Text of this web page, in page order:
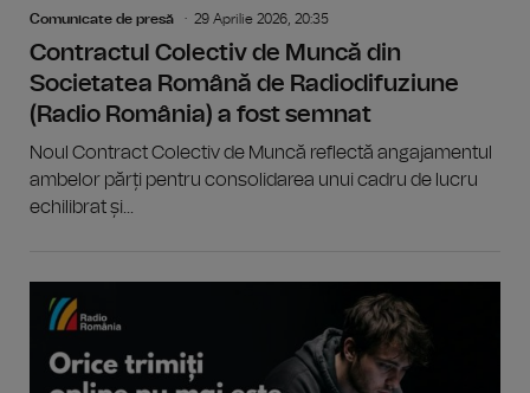
Comunicate de presă 29 Aprilie 2026, 20:35
Contractul Colectiv de Muncă din
Societatea Română de Radiodifuziune
(Radio România) a fost semnat
Noul Contract Colectiv de Muncă reflectă angajamentul
ambelor părți pentru consolidarea unui cadru de lucru
echilibrat și...